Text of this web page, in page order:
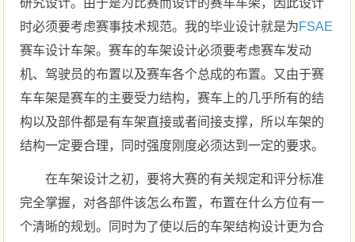
研究设计。由于是为比赛而设计的赛车车架，因此设计
时必须要考虑赛事技术规范。我的毕业设计就是为FSAE
赛车设计车架。赛车的车架设计必须要考虑赛车发动
机、驾驶员的布置以及赛车各个总成的布置。又由于赛
车车架是赛车的主要受力结构，赛车上的几乎所有的结
构以及部件都是有车架直接或者间接支撑，所以车架的
结构一定要合理，同时强度刚度必须达到一定的要求。
在车架设计之初，要将大赛的有关规定和评分标准
完全掌握，对各部件该怎么布置，布置在什么方位有一
个清晰的规划。同时为了使以后的车架结构设计更为合